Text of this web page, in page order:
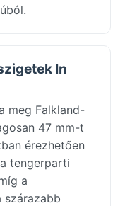
In
meg Falkland-
47 mm-t
érezhetően
tengerparti
a
szárazabb